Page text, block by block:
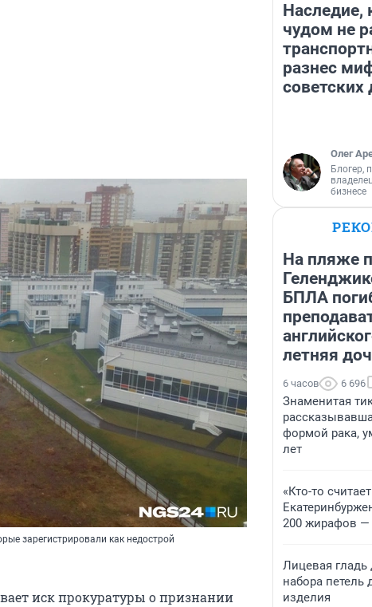
зарегистрировали как недострой
иск прокуратуры о признании
Наследие,
чудом не
разнес
советских
Олег
Блогер,
бизнесе
На пляже
БПЛА
летняя
6 часов 6 696
Знаменитая
формой рака,
лет
«Кто-то
200 жирафов —
Лицевая гладь
набора петель
изделия